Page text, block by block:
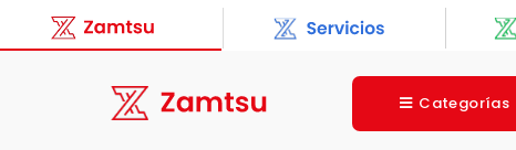
Categorías